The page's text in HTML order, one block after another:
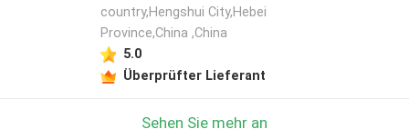
country,Hengshui City,Hebei
Province,China ,China
5.0
Überprüfter Lieferant
Sehen Sie mehr an